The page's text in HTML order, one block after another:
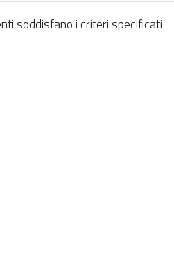
soddisfano i criteri specificati